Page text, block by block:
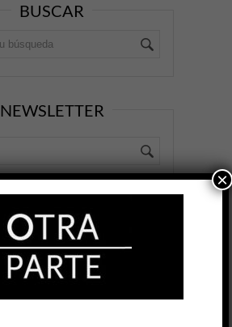
BUSCAR
NEWSLETTER
EDICIÓN IMPRESA
×